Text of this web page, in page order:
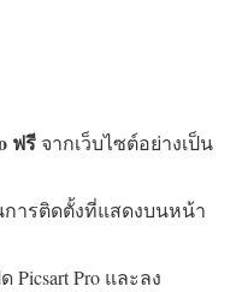
ฟรี จากเว็บไซต์อย่างเป็น
ารติดตั้งที่แสดงบนหน้า
Pro และลง